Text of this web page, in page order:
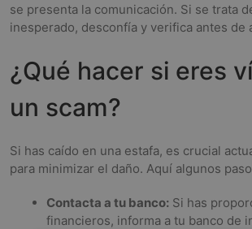
se presenta la comunicación. Si se trata
inesperado, desconfía y verifica antes de
¿Qué hacer si eres
un scam?
Si has caído en una estafa, es crucial
para minimizar el daño. Aquí algunos
Contacta a tu banco: Si has
financieros, informa a tu banco de